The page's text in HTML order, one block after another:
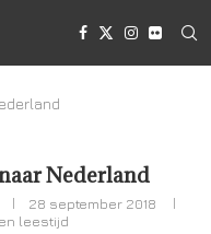
Nederland
28 september 2018
leestijd